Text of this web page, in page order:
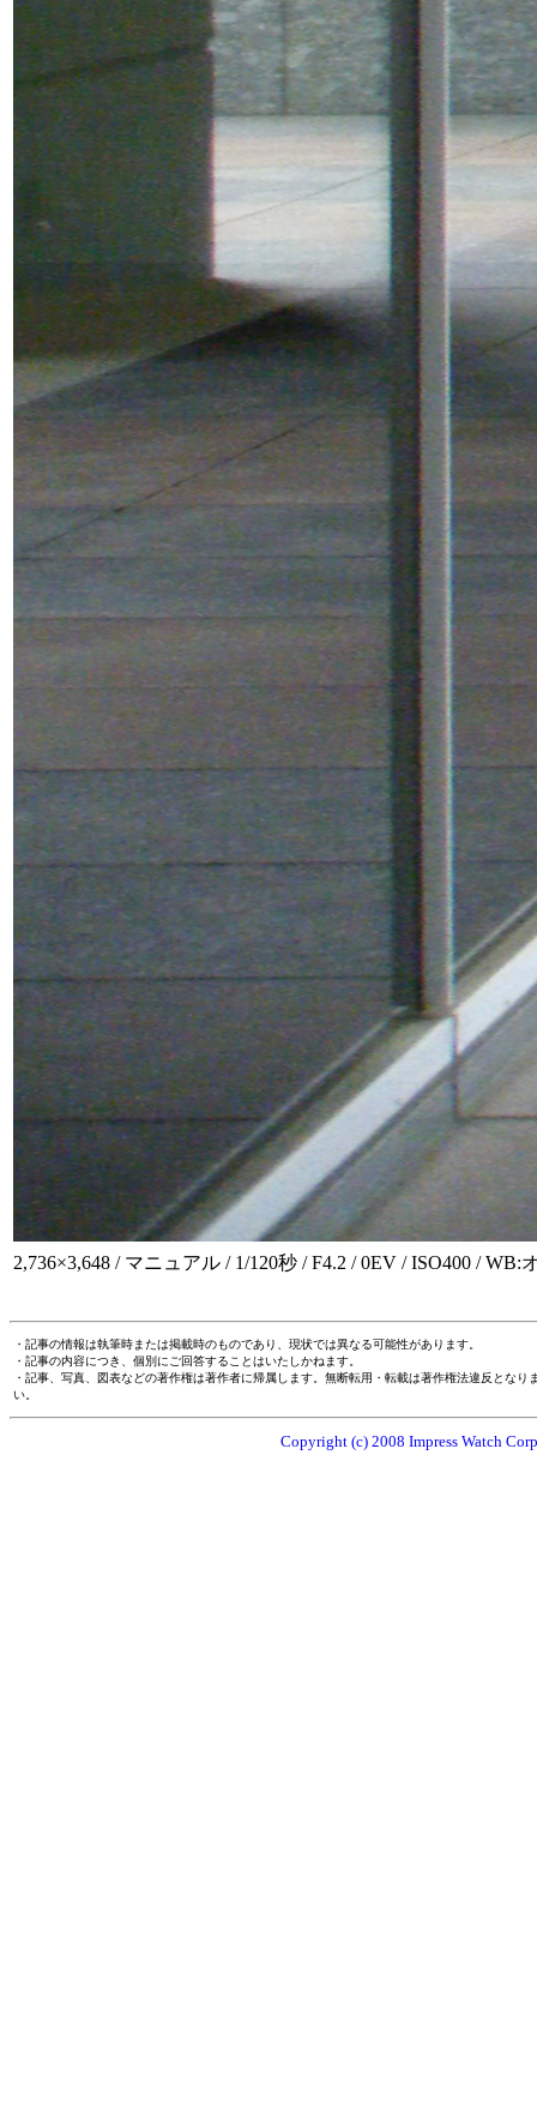
2,736×3,648 / マニュアル / 1/120秒 / F4.2 / 0EV / ISO400 / WB:
・記事の情報は執筆時または掲載時のものであり、現状では異なる可能性があります。
・記事の内容につき、個別にご回答することはいたしかねます。
・記事、写真、図表などの著作権は著作者に帰属します。無断転用・転載は著作権法違反とな
い。
Copyright (c) 2008 Impress Watch